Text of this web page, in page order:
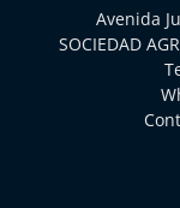
Avenida
SOCIEDAD